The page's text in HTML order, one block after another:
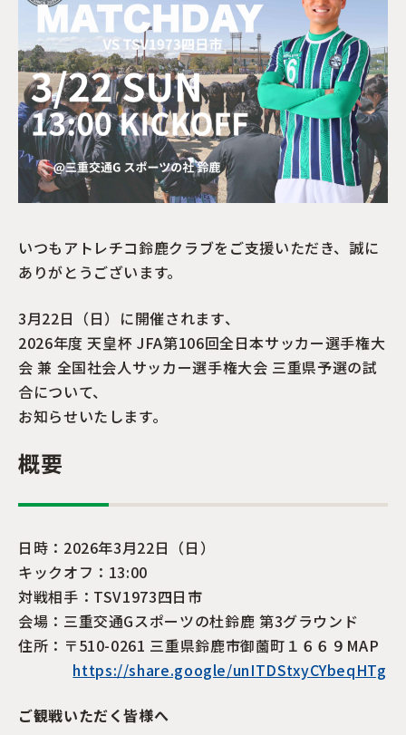
いつもアトレチコ鈴鹿クラブをご支援いただき、誠に
ありがとうございます。
3月22日（日）に開催されます、
2026年度 天皇杯 JFA第106回全日本サッカー選手権大
会 兼 全国社会人サッカー選手権大会 三重県予選の試
合について、
お知らせいたします。
概要
日時：2026年3月22日（日）
キックオフ：13:00
対戦相手：TSV1973四日市
会場：三重交通Gスポーツの杜鈴鹿 第3グラウンド
住所：〒510-0261 三重県鈴鹿市御薗町１６６９MAP
https://share.google/unITDStxyCYbeqHTg
ご観戦いただく皆様へ